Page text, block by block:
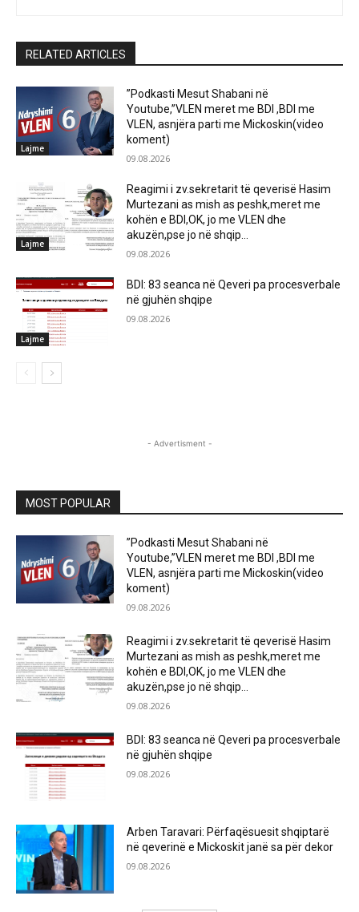
RELATED ARTICLES
Lajme
”Podkasti Mesut Shabani në
Youtube,”VLEN meret me BDI ,BDI me
VLEN, asnjëra parti me Mickoskin(video
koment)
09.08.2026
Lajme
Reagimi i zv.sekretarit të qeverisë Hasim
Murtezani as mish as peshk,meret me
kohën e BDI,OK, jo me VLEN dhe
akuzën,pse jo në shqip...
09.08.2026
Lajme
BDI: 83 seanca në Qeveri pa procesverbale
në gjuhën shqipe
09.08.2026
- Advertisment -
MOST POPULAR
”Podkasti Mesut Shabani në
Youtube,”VLEN meret me BDI ,BDI me
VLEN, asnjëra parti me Mickoskin(video
koment)
09.08.2026
Reagimi i zv.sekretarit të qeverisë Hasim
Murtezani as mish as peshk,meret me
kohën e BDI,OK, jo me VLEN dhe
akuzën,pse jo në shqip...
09.08.2026
BDI: 83 seanca në Qeveri pa procesverbale
në gjuhën shqipe
09.08.2026
Arben Taravari: Përfaqësuesit shqiptarë
në qeverinë e Mickoskit janë sa për dekor
09.08.2026